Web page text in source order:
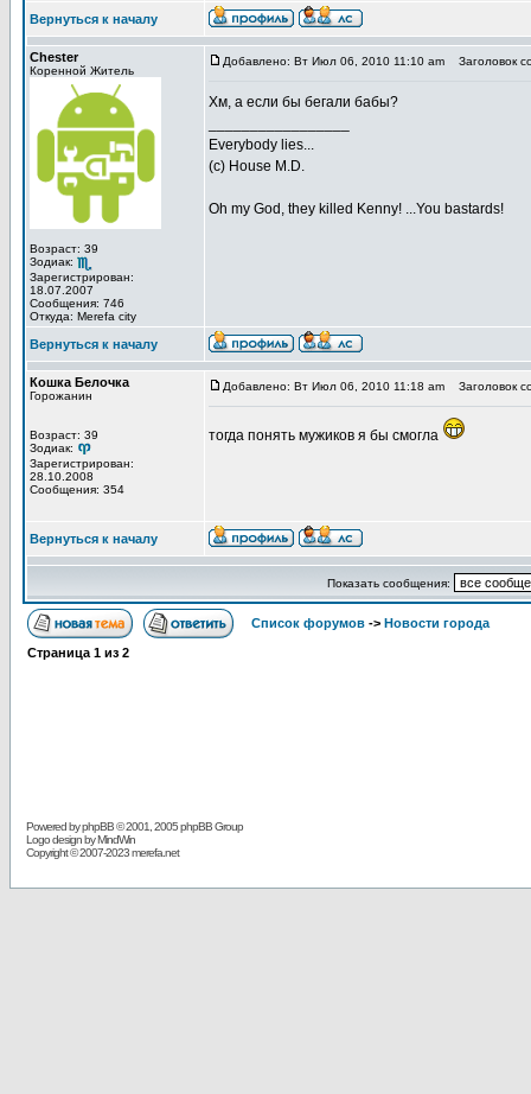
Вернуться к началу
Chester
Коренной Житель
Возраст: 39
Зодиак:
Зарегистрирован:
18.07.2007
Сообщения: 746
Откуда: Merefa city
Добавлено: Вт Июл 06, 2010 11:10 am Заголовок
Хм, а если бы бегали бабы?
Everybody lies...
(с) House M.D.
Oh my God, they killed Kenny! ...You bastards!
Вернуться к началу
Кошка Белочка
Горожанин
Возраст: 39
Зодиак:
Зарегистрирован:
28.10.2008
Сообщения: 354
Добавлено: Вт Июл 06, 2010 11:18 am Заголовок
тогда понять мужиков я бы смогла
Вернуться к началу
Показать сообщения:
Список форумов -> Новости города
Страница 1 из 2
Powered byphpBB© 2001, 2005 phpBB Group
Logo design by MindWin
Copyright © 2007-2023 merefa.net